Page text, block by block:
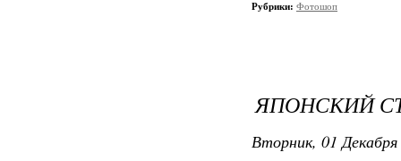
Рубрики: Фотошоп
ЯПОНСКИЙ
Вторник, 01